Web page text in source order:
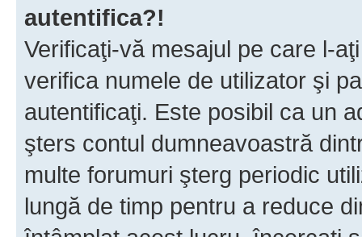
autentifica?!
Verificaţi-vă mesajul pe care l-
verifica numele de utilizator şi
autentificaţi. Este posibil ca un
şters contul dumneavoastră
multe forumuri şterg periodic
lungă de timp pentru a reduce